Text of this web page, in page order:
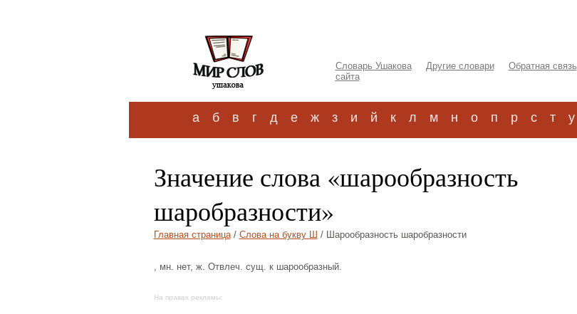
Словарь Ушакова Другие словари Обратная связь
сайта
а б в г д е ж з и й к л м н о п р с т у
Значение слова «шарообразность
шаробразности»
Главная страница/ Слова на букву Ш / Шарообразность шаробразности
, мн. нет, ж. Отвлеч. сущ. к шарообразный.
На правах рекламы: